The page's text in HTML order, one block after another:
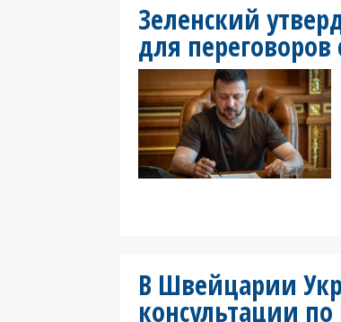
Зеленский
для
В Швейцарии
консультации